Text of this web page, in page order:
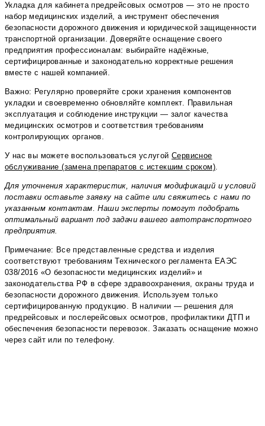
Укладка для кабинета предрейсовых осмотров — это не просто
набор медицинских изделий, а инструмент обеспечения
безопасности дорожного движения и юридической защищенности
транспортной организации. Доверяйте оснащение своего
предприятия профессионалам: выбирайте надёжные,
сертифицированные и законодательно корректные решения
вместе с нашей компанией.
Важно: Регулярно проверяйте сроки хранения компонентов
укладки и своевременно обновляйте комплект. Правильная
эксплуатация и соблюдение инструкции — залог качества
медицинских осмотров и соответствия требованиям
контролирующих органов.
У нас вы можете воспользоваться услугой Сервисное
обслуживание (замена препаратов с истекшим сроком).
Для уточнения характеристик, наличия модификаций и условий
поставки оставьте заявку на сайте или свяжитесь с нами по
указанным контактам. Наши эксперты помогут подобрать
оптимальный вариант под задачи вашего автотранспортного
предприятия.
Примечание: Все представленные средства и изделия
соответствуют требованиям Технического регламента ЕАЭС
038/2016 «О безопасности медицинских изделий» и
законодательства РФ в сфере здравоохранения, охраны труда и
безопасности дорожного движения. Используем только
сертифицированную продукцию. В наличии — решения для
предрейсовых и послерейсовых осмотров, профилактики ДТП и
обеспечения безопасности перевозок. Заказать оснащение можно
через сайт или по телефону.